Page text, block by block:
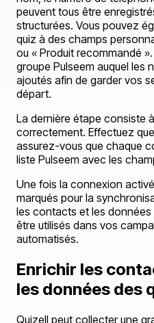
peuvent tous être
structurées. Vous pouvez
quiz à des champs
ou « Produit recommandé
groupe Pulseem auquel les
ajoutés afin de garder vos
départ.
La dernière étape consiste
correctement. Effectuez
assurez-vous que chaque
liste Pulseem avec les
Une fois la connexion
marqués pour la
les contacts et les données
être utilisés dans vos
automatisés.
Enrichir les
les données des
Quizell peut collecter une